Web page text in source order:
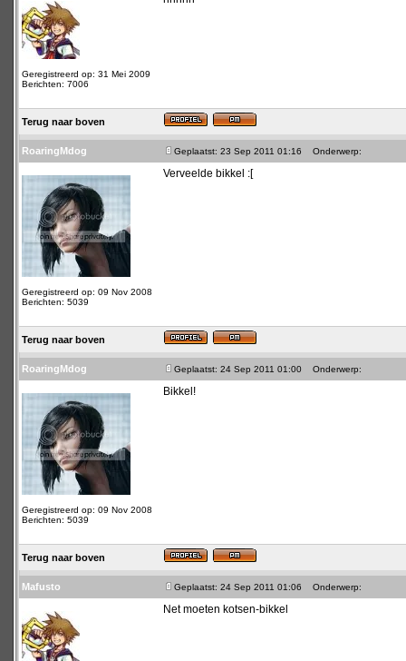
Geregistreerd op: 31 Mei 2009
Berichten: 7006
Terug naar boven
RoaringMdog Geplaatst: 23 Sep 2011 01:16 Onderwerp:
Geregistreerd op: 09 Nov 2008
Berichten: 5039
Verveelde bikkel :[
Terug naar boven
RoaringMdog Geplaatst: 24 Sep 2011 01:00 Onderwerp:
Geregistreerd op: 09 Nov 2008
Berichten: 5039
Bikkel!
Terug naar boven
Mafusto Geplaatst: 24 Sep 2011 01:06 Onderwerp:
Net moeten kotsen-bikkel